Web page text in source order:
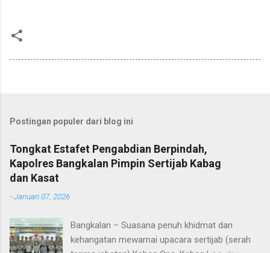
Postingan populer dari blog ini
Tongkat Estafet Pengabdian Berpindah,
Kapolres Bangkalan Pimpin Sertijab Kabag
dan Kasat
-Januari 07, 2026
Bangkalan – Suasana penuh khidmat dan
kehangatan mewarnai upacara sertijab (serah